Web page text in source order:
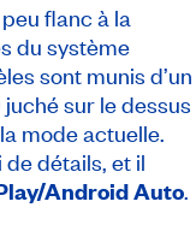
flanc à la
du système
sont munis d’un
sur le dessus
mode actuelle.
détails, et il
Android Auto.